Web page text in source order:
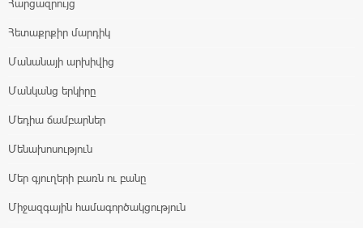
Հարցազրույց
Հետաքրքիր մարդիկ
Մանանայի արխիվից
Մանկանց երկիրը
Մեդիա ճամբարներ
Մենախոսություն
Մեր գյուղերի բառն ու բանը
Միջազգային համագործակցություն